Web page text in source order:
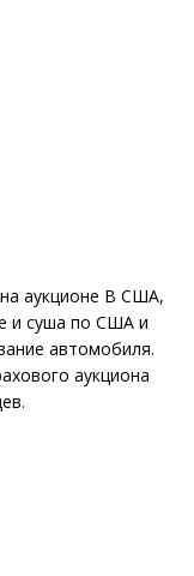
на аукционе В США,
и суша по США и
автомобиля.
аукциона